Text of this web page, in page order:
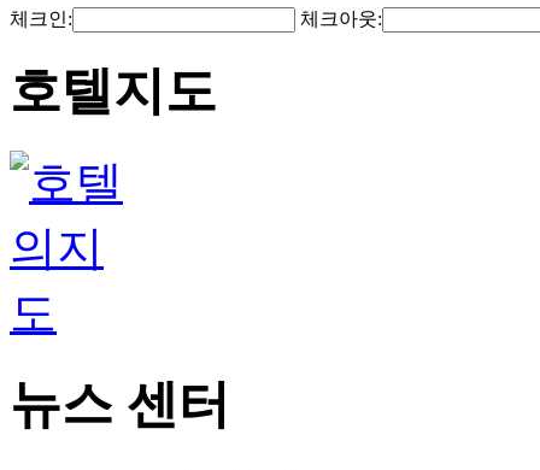
체크인: 체크아웃:
호텔지도
뉴스 센터